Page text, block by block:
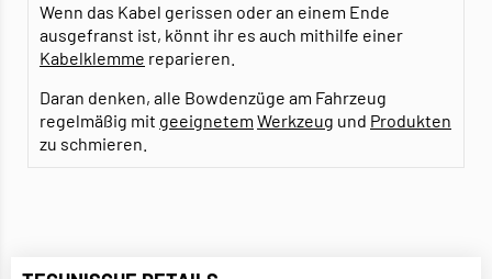
Wenn das Kabel gerissen oder an einem Ende
ausgefranst ist, könnt ihr es auch mithilfe einer
Kabelklemme reparieren.
Daran denken, alle Bowdenzüge am Fahrzeug
regelmäßig mit geeignetem Werkzeug und Produkten
zu schmieren.